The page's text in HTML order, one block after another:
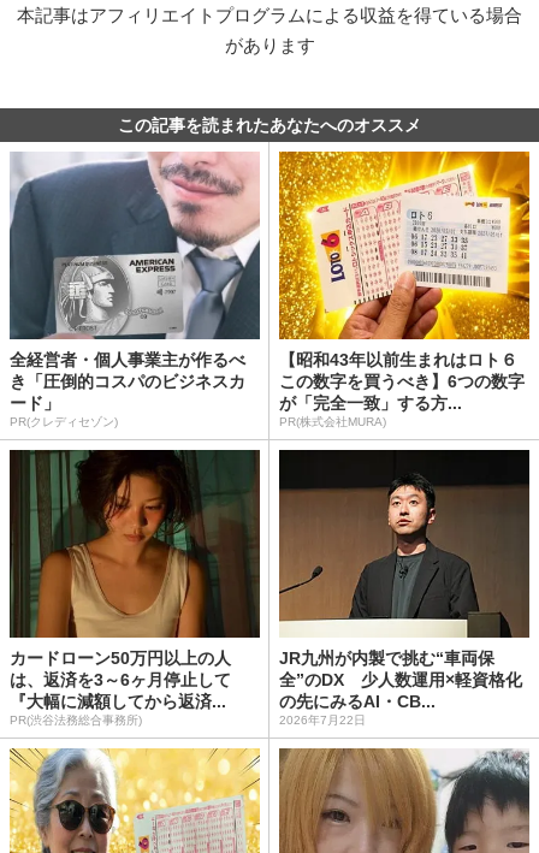
本記事はアフィリエイトプログラムによる収益を得ている場合
があります
この記事を読まれたあなたへのオススメ
全経営者・個人事業主が作るべ
き「圧倒的コスパのビジネスカ
ード」
PR(クレディセゾン)
【昭和43年以前生まれはロト６
この数字を買うべき】6つの数字
が「完全一致」する方...
PR(株式会社MURA)
カードローン50万円以上の人
は、返済を3～6ヶ月停止して
『大幅に減額してから返済...
PR(渋谷法務総合事務所)
JR九州が内製で挑む“車両保
全”のDX 少人数運用×軽資格化
の先にみるAI・CB...
2026年7月22日